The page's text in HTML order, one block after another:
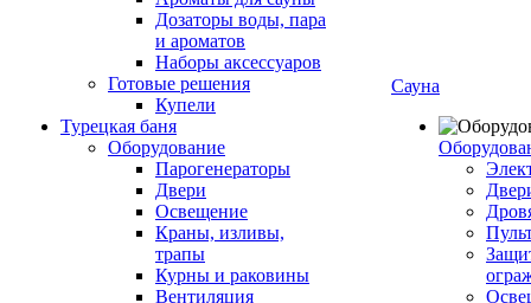
Дозаторы воды, пара
и ароматов
Наборы аксессуаров
Готовые решения
Купели
Турецкая баня
Оборудование
Парогенераторы
Двери
Освещение
Краны, изливы,
трапы
Курны и раковины
Вентиляция
Сауна